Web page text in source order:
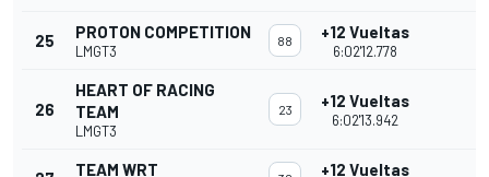
25 PROTON COMPETITION
LMGT3
88 +12 Vueltas
6:02'12.778
26
HEART OF RACING
TEAM
LMGT3
23 +12 Vueltas
6:02'13.942
TEAM WRT +12 Vueltas